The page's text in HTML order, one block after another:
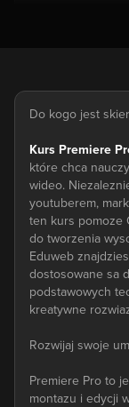
Do kogo jest
Kurs Premiere
które chca
wideo.
youtuberem,
ten kurs pomoze
do tworzenia
Eduweb
dostosowane sa
podstawowych
kreatywne
Rozwijaj swoje
Premiere Pro to
montazu i edycji